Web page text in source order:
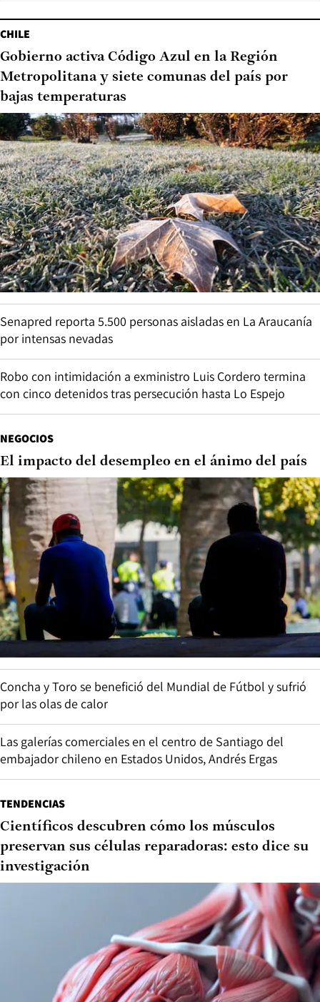
CHILE
Gobierno activa Código Azul en la Región
Metropolitana y siete comunas del país por
bajas temperaturas
Senapred reporta 5.500 personas aisladas en La Araucanía
por intensas nevadas
Robo con intimidación a exministro Luis Cordero termina
con cinco detenidos tras persecución hasta Lo Espejo
NEGOCIOS
El impacto del desempleo en el ánimo del país
Concha y Toro se benefició del Mundial de Fútbol y sufrió
por las olas de calor
Las galerías comerciales en el centro de Santiago del
embajador chileno en Estados Unidos, Andrés Ergas
TENDENCIAS
Científicos descubren cómo los músculos
preservan sus células reparadoras: esto dice su
investigación